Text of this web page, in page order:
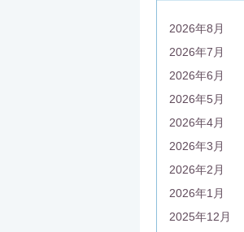
2026年8月
2026年7月
2026年6月
2026年5月
2026年4月
2026年3月
2026年2月
2026年1月
2025年12月